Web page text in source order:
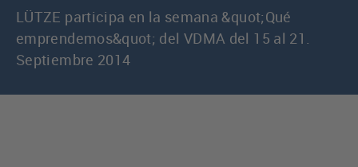
LÜTZE participa en la semana &quot;Qué
emprendemos&quot; del VDMA del 15 al 21.
Septiembre 2014